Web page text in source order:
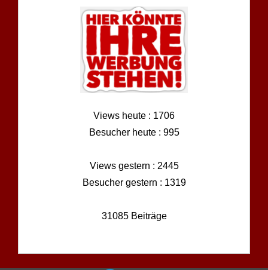
Views heute : 1706
Besucher heute : 995
Views gestern : 2445
Besucher gestern : 1319
31085 Beiträge